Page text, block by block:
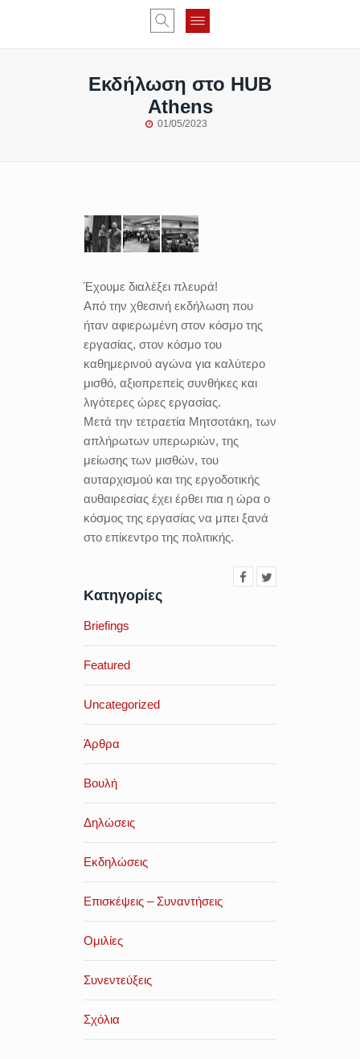
Εκδήλωση στο HUB
Athens
01/05/2023
Έχουμε διαλέξει πλευρά!
Από την χθεσινή εκδήλωση που
ήταν αφιερωμένη στον κόσμο της
εργασίας, στον κόσμο του
καθημερινού αγώνα για καλύτερο
μισθό, αξιοπρεπείς συνθήκες και
λιγότερες ώρες εργασίας.
Μετά την τετραετία Μητσοτάκη, των
απλήρωτων υπερωριών, της
μείωσης των μισθών, του
αυταρχισμού και της εργοδοτικής
αυθαιρεσίας έχει έρθει πια η ώρα ο
κόσμος της εργασίας να μπει ξανά
στο επίκεντρο της πολιτικής.
Κατηγορίες
Briefings
Featured
Uncategorized
Άρθρα
Βουλή
Δηλώσεις
Εκδηλώσεις
Επισκέψεις – Συναντήσεις
Ομιλίες
Συνεντεύξεις
Σχόλια